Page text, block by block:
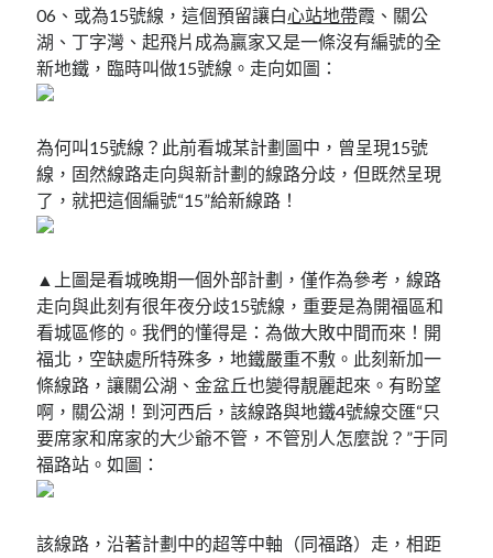
06、或為15號線，這個預留讓白心站地帶霞、關公
湖、丁字灣、起飛片成為贏家又是一條沒有編號的全
新地鐵，臨時叫做15號線。走向如圖：
為何叫15號線？此前看城某計劃圖中，曾呈現15號
線，固然線路走向與新計劃的線路分歧，但既然呈現
了，就把這個編號“15”給新線路！
▲上圖是看城晚期一個外部計劃，僅作為參考，線路
走向與此刻有很年夜分歧15號線，重要是為開福區和
看城區修的。我們的懂得是：為做大敗中間而來！開
福北，空缺處所特殊多，地鐵嚴重不敷。此刻新加一
條線路，讓關公湖、金盆丘也變得靚麗起來。有盼望
啊，關公湖！到河西后，該線路與地鐵4號線交匯“只
要席家和席家的大少爺不管，不管別人怎麼說？”于同
福路站。如圖：
該線路，沿著計劃中的超等中軸（同福路）走，相距